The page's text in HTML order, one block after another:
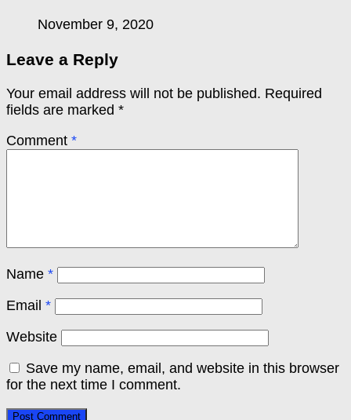
November 9, 2020
Leave a Reply
Your email address will not be published. Required
fields are marked *
Comment *
Name *
Email *
Website
Save my name, email, and website in this browser
for the next time I comment.